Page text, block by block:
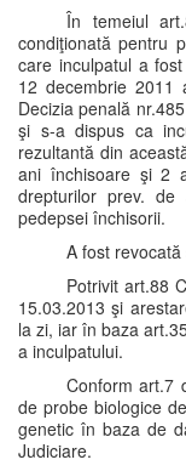
În temeiul
condiţionată pentru
care inculpatul a
12 decembrie 2011
Decizia penală
şi s-a dispus ca
rezultantă din
ani închisoare şi 2
drepturilor prev.
pedepsei închisorii.
A fost
Potrivit art.88
15.03.2013 şi
la zi, iar în baza
a inculpatului.
Conform art.7
de probe biologice
genetic în baza de
Judiciare.